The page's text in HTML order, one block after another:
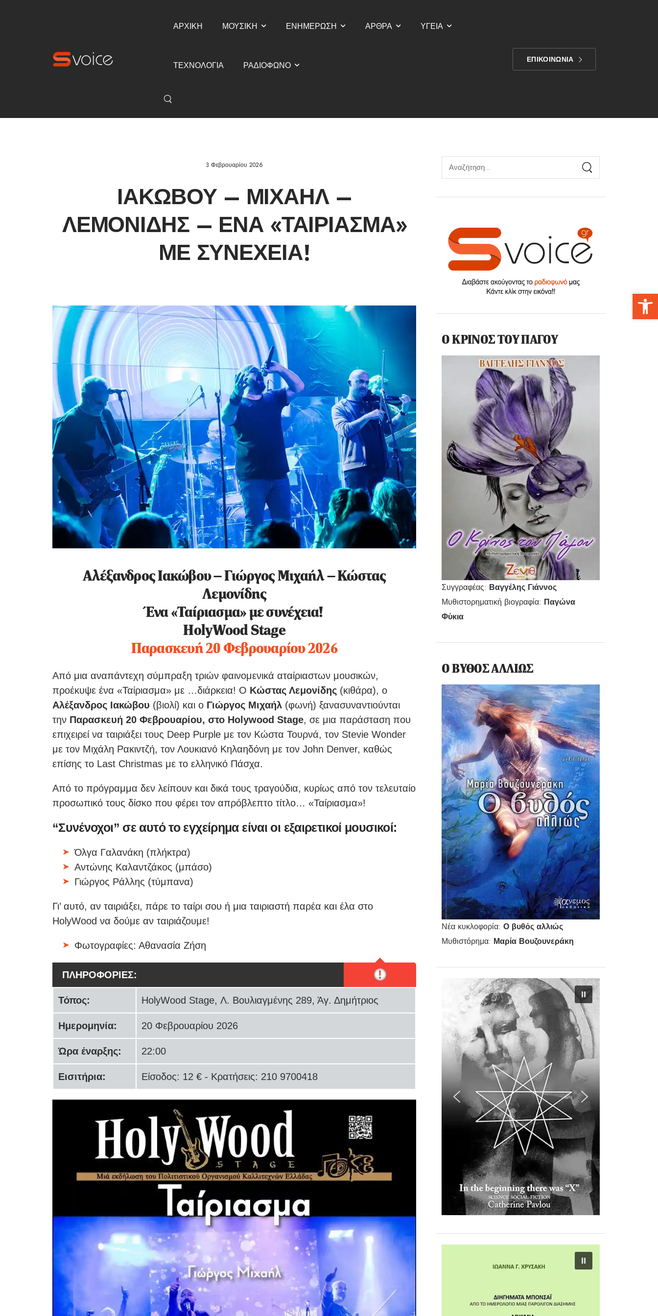
ΑΡΧΙΚΗ ΜΟΥΣΙΚΗ ΕΝΗΜΕΡΩΣΗ ΑΡΘΡΑ ΥΓΕΙΑ
ΤΕΧΝΟΛΟΓΙΑ ΡΑΔΙΟΦΩΝΟ
ΕΠΙΚΟΙΝΩΝΙΑ
Ο ΚΡΙΝΟΣ ΤΟΥ ΠΑΓΟΥ
Συγγραφέας: Βαγγέλης Γιάννος
Μυθιστορηματική βιογραφία: Παγώνα
Φύκια
Ο ΒΥΘΟΣ ΑΛΛΙΩΣ
Νέα κυκλοφορία:Ο βυθός αλλιώς
Μυθιστόρημα: Μαρία Βουζουνεράκη
3 Φεβρουαρίου 2026
ΙΑΚΏΒΟΥ – ΜΙΧΑΉΛ –
ΛΕΜΟΝΊΔΗΣ – ΈΝΑ «ΤΑΊΡΙΑΣΜΑ»
ΜΕ ΣΥΝΈΧΕΙΑ!
Αλέξανδρος Ιακώβου – Γιώργος Μιχαήλ – Κώστας
Λεμονίδης
Ένα «Ταίριασμα» με συνέχεια!
HolyWood Stage
Παρασκευή 20 Φεβρουαρίου 2026
Από μια αναπάντεχη σύμπραξη τριών φαινομενικά αταίριαστων μουσικών,
προέκυψε ένα «Ταίριασμα» με …διάρκεια! Ο Κώστας Λεμονίδης(κιθάρα), ο
Αλέξανδρος Ιακώβου (βιολί) και ο Γιώργος Μιχαήλ(φωνή) ξανασυναντιούνται
την Παρασκευή 20 Φεβρουαρίου, στο Holywood Stage, σε μια παράσταση που
επιχειρεί να ταιριάξει τους Deep Purple με τον Κώστα Τουρνά, τον Stevie Wonder
με τον Μιχάλη Ρακιντζή, τον Λουκιανό Κηλαηδόνη με τον John Denver, καθώς
επίσης το Last Christmas με το ελληνικό Πάσχα.
Από το πρόγραμμα δεν λείπουν και δικά τους τραγούδια, κυρίως από τον τελευταίο
προσωπικό τους δίσκο που φέρει τον απρόβλεπτο τίτλο… «Ταίριασμα»!
“Συνένοχοι” σε αυτό το εγχείρημα είναι οι εξαιρετικοί μουσικοί:
Όλγα Γαλανάκη (πλήκτρα)
Αντώνης Καλαντζάκος (μπάσο)
Γιώργος Ράλλης (τύμπανα)
Γι’ αυτό, αν ταιριάξει, πάρε το ταίρι σου ή μια ταιριαστή παρέα και έλα στο
HolyWood να δούμε αν ταιριάζουμε!
Φωτογραφίες: Αθανασία Ζήση
ΠΛΗΡΟΦΟΡΙΕΣ: !
Τόπος: HolyWood Stage, Λ. Βουλιαγμένης 289, Άγ. Δημήτριος
Ημερομηνία: 20 Φεβρουαρίου 2026
Ώρα έναρξης: 22:00
Εισιτήρια: Είσοδος: 12 € - Κρατήσεις: 210 9700418